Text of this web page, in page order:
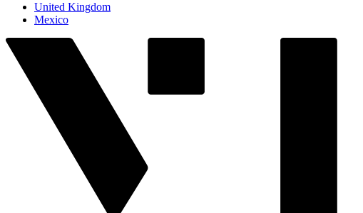
United Kingdom
Mexico